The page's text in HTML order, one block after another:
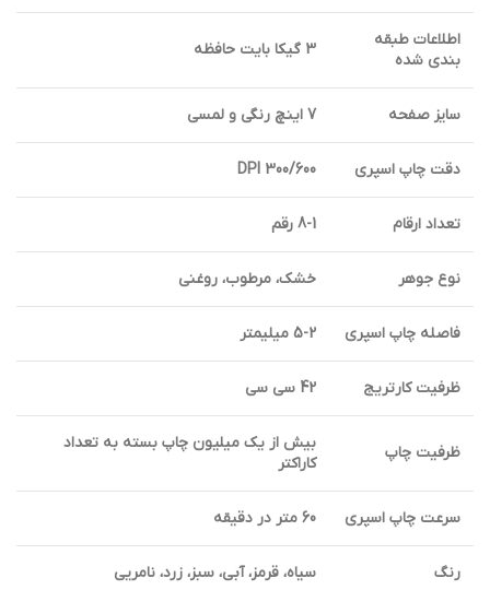
اطلاعات طبقه
بندی شده
3 گیکا بایت حافظه
سایز صفحه 7 اینچ رنگی و لمسی
دقت چاپ اسپری 300/600 DPI
تعداد ارقام 8-1 رقم
نوع جوهر خشک، مرطوب، روغنی
فاصله چاپ اسپری 5-2 میلیمتر
ظرفیت کارتریج 42 سی سی
ظرفیت چاپ
بیش از یک میلیون چاپ بسته به تعداد
کاراکتر
سرعت چاپ اسپری 60 متر در دقیقه
رنگ سیاه، قرمز، آبی، سبز، زرد، نامریی